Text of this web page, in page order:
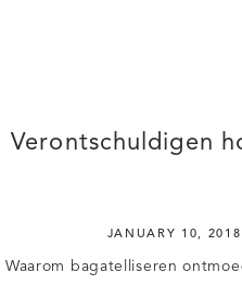
Verontschuldigen
JANUARY 10, 2018
Waarom bagatelliseren